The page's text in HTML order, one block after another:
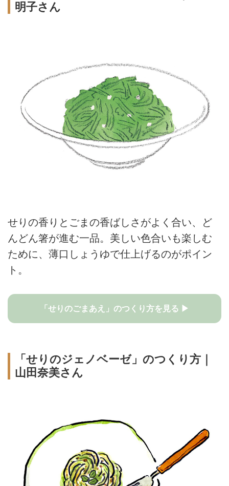
明子さん
せりの香りとごまの香ばしさがよく合い、ど
んどん箸が進む一品。美しい色合いも楽しむ
ために、薄口しょうゆで仕上げるのがポイン
ト。
「せりのごまあえ」のつくり方を見る ▶
「せりのジェノベーゼ」のつくり方｜
山田奈美さん